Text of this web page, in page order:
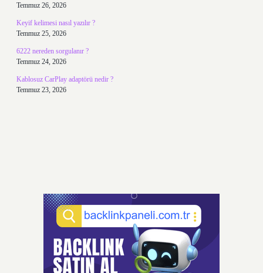
Temmuz 26, 2026
Keyif kelimesi nasıl yazılır ?
Temmuz 25, 2026
6222 nereden sorgulanır ?
Temmuz 24, 2026
Kablosuz CarPlay adaptörü nedir ?
Temmuz 23, 2026